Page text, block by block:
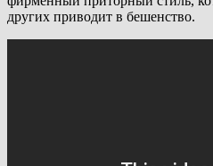
других приводит в бешенство.